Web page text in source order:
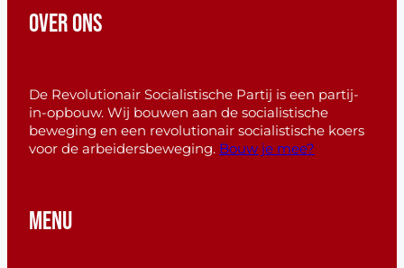
OVER ONS
De Revolutionair Socialistische Partij is een partij-
in-opbouw. Wij bouwen aan de socialistische
beweging en een revolutionair socialistische koers
voor de arbeidersbeweging. Bouw je mee?
MENU